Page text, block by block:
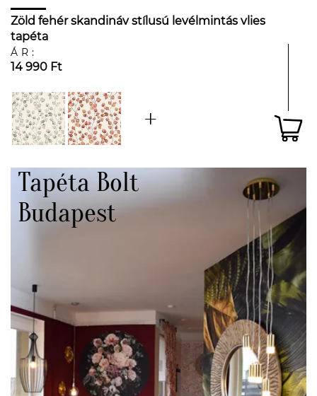
Zöld fehér skandináv stílusú levélmintás vlies
tapéta
ÁR:
14 990 Ft
Tapéta Bolt
Budapest